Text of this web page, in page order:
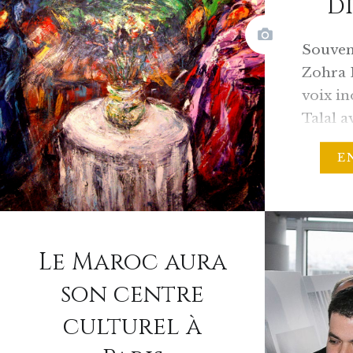
Zohra
voix
Talal
d’or
Farkh
point
tout,
leur
Le Maroc aura
son centre
culturel à